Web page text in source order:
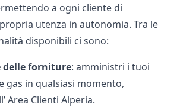
a ogni cliente di
utenza in autonomia. Tra le
disponibili ci sono:
delle forniture: amministri i tuoi
e gas in qualsiasi momento,
Area Clienti Alperia.